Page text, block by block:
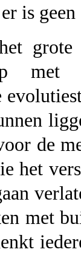
is
grote
de
het
met